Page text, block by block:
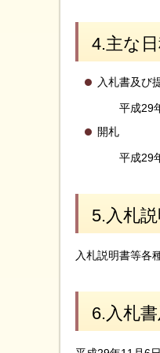
4.主な
入札書及び
平成29
開札
平成29
5.入札
入札説明書等各
6.入札